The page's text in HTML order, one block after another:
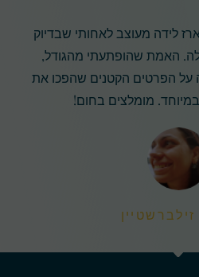
לידה מעוצב לאחותי שבדיוק
האמת שהופתעתי מהגודל,
על הפרטים הקטנים שהפכו את
מומלצים בחום!